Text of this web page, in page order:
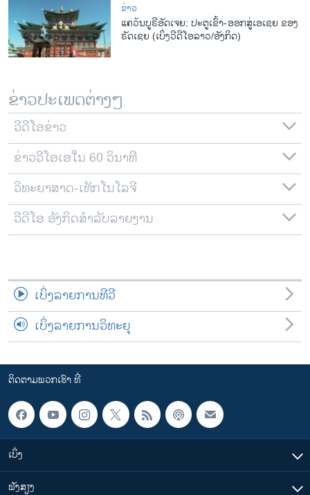
ລາຍການກະຈາຍສຽງ
ລາຍງານ
ຕິດຕາມພວກເຮົາ ທີ່
ພາສາຕ່າງໆ
ຂ່າວ
ແຄວ້ນບູຣີອັດເຈຍ: ປະຕູເຂົ້າ-ອອກສູ່ເອເຊຍ ຂອງ
ຣັດເຊຍ (ເບິ່ງວີດີໂອລາວ/ອັງກິດ)
ຂ່າວປະເພດຕ່າງໆ
ວີດີໂອຂ່າວ
ຂ່າວວີໂອເອໃນ 60 ວິນາທີ
ວິທະຍາສາດ-ເທັກໂນໂລຈີ
ວີດີໂອ ອັງກິດສຳລັບລາຍງານ
ເບິ່ງລາຍການທີວີ
ເບິ່ງລາຍການວິທະຍຸ
ຕິດຕາມພວກເຮົາ ທີ່
ເບິ່ງ
ຟັງສຽງ